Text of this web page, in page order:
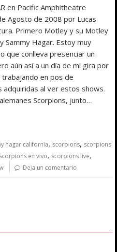
en Pacific Amphitheatre
Agosto de 2008 por Lucas
Primero Motley y su Motley
Sammy Hagar. Estoy muy
que conlleva presenciar un
aún así a un día de mi gira por
en pos de
al ver estos shows.
Scorpions, junto…
hagar california, scorpions, scorpions
scorpions en vivo, scorpions live,
Deja un comentario